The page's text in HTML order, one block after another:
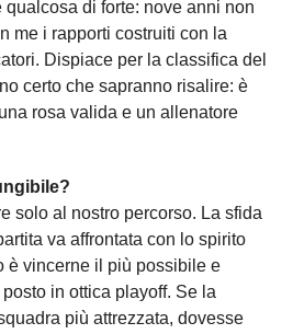
di forte: nove anni non
me i rapporti costruiti con la
Dispiace per la classifica del
certo che sapranno risalire: è
rosa valida e un allenatore
solo al nostro percorso. La sfida
va affrontata con lo spirito
è vincerne il più possibile e
in ottica playoff. Se la
più attrezzata, dovesse